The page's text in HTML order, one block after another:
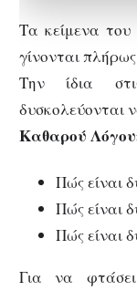
Τα κείμενα του
γίνονται
Την ίδια
δυσκολεύονται
Καθαρού
Πώς είναι
Πώς είναι
Πώς είναι
Για να